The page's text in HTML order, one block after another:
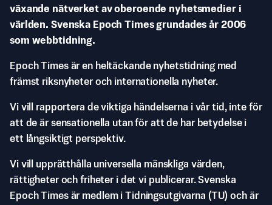
växande nätverket av oberoende nyhetsmedier i
världen. Svenska Epoch Times grundades år 2006
som webbtidning.
Epoch Times är en heltäckande nyhetstidning med
främst riksnyheter och internationella nyheter.
Vi vill rapportera de viktiga händelserna i vår tid, inte för
att de är sensationella utan för att de har betydelse i
ett långsiktigt perspektiv.
Vi vill upprätthålla universella mänskliga värden,
rättigheter och friheter i det vi publicerar. Svenska
Epoch Times är medlem i Tidningsutgivarna (TU) och är